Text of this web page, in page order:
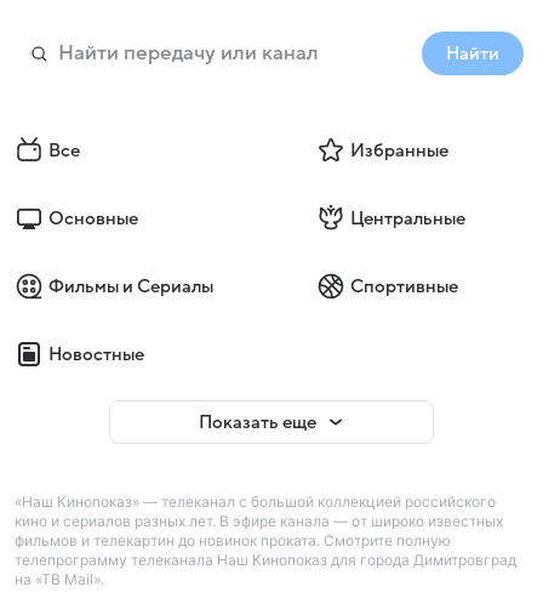
Найти
Все Избранные
Основные Центральные
Фильмы и Сериалы Спортивные
Новостные
Показать еще
«Наш Кинопоказ» — телеканал с большой коллекцией российского
кино и сериалов разных лет. В эфире канала — от широко известных
фильмов и телекартин до новинок проката. Смотрите полную
телепрограмму телеканала Наш Кинопоказ для города Димитровград
на «ТВ Mail».